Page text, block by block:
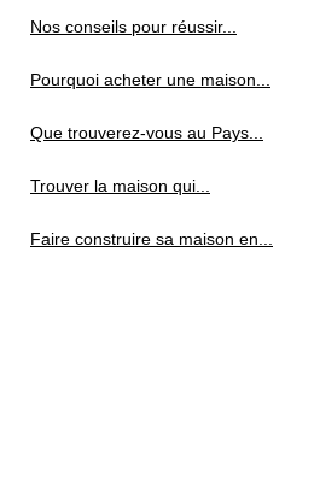
Nos conseils pour réussir...
Pourquoi acheter une maison...
Que trouverez-vous au Pays...
Trouver la maison qui...
Faire construire sa maison en...